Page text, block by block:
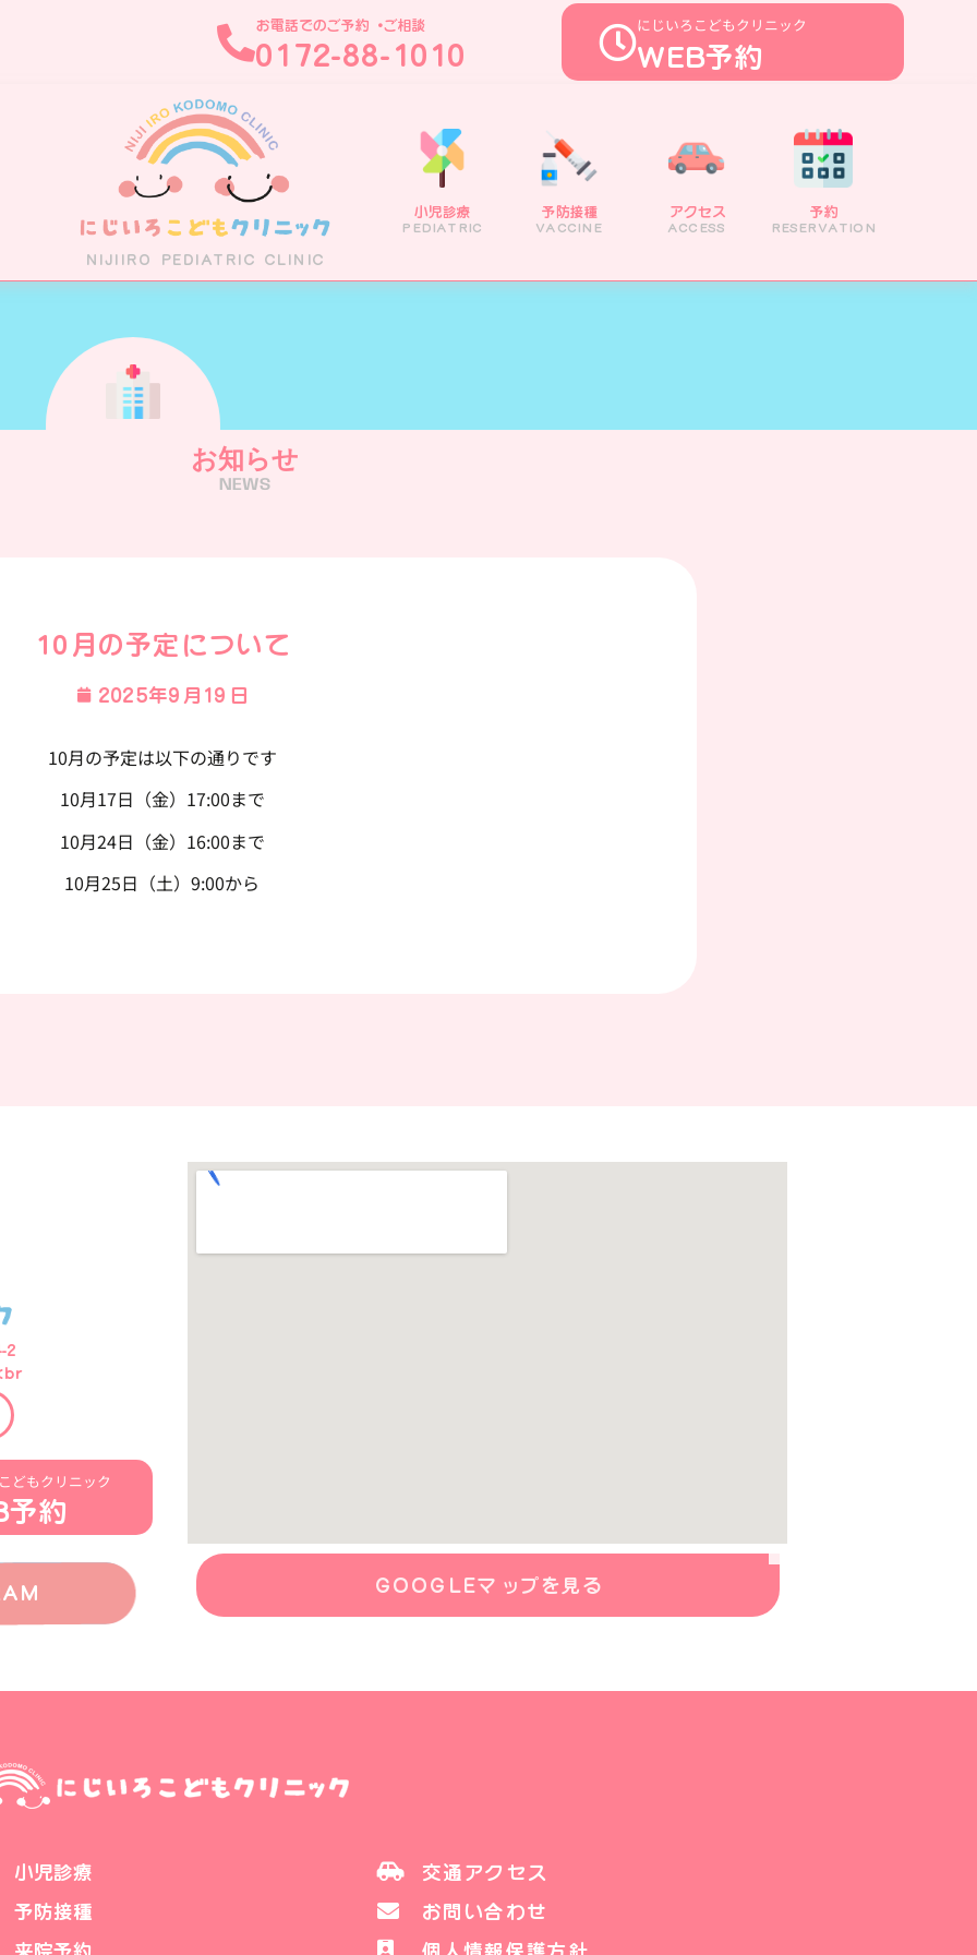
お電話でのご予約・ご相談
0172-88-1010
にじいろこどもクリニック
WEB予約
NIJIIRO PEDIATRIC CLINIC
小児診療
PEDIATRIC
予防接種
VACCINE
アクセス
ACCESS
予約
RESERVATION
ーム 医院案内 診療案内 医師紹介 小児診療 予防接種 アクセス
お知らせ
NEWS
10月の予定について
2025年9月19日
10月の予定は以下の通りです
10月17日（金）17:00まで
10月24日（金）16:00まで
10月25日（土）9:00から
2
どもクリニック
約
GOOGLEマップを見る
小児診療
予防接種
交通アクセス
お問い合わせ